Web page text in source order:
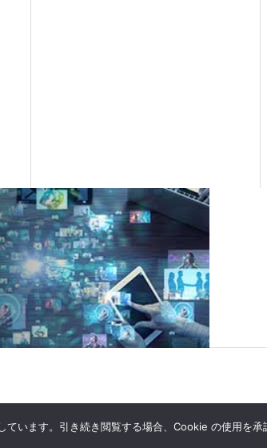
ット株式会社 All Rights Reserved.
います。引き続き閲覧する場合、Cookie の使用を承